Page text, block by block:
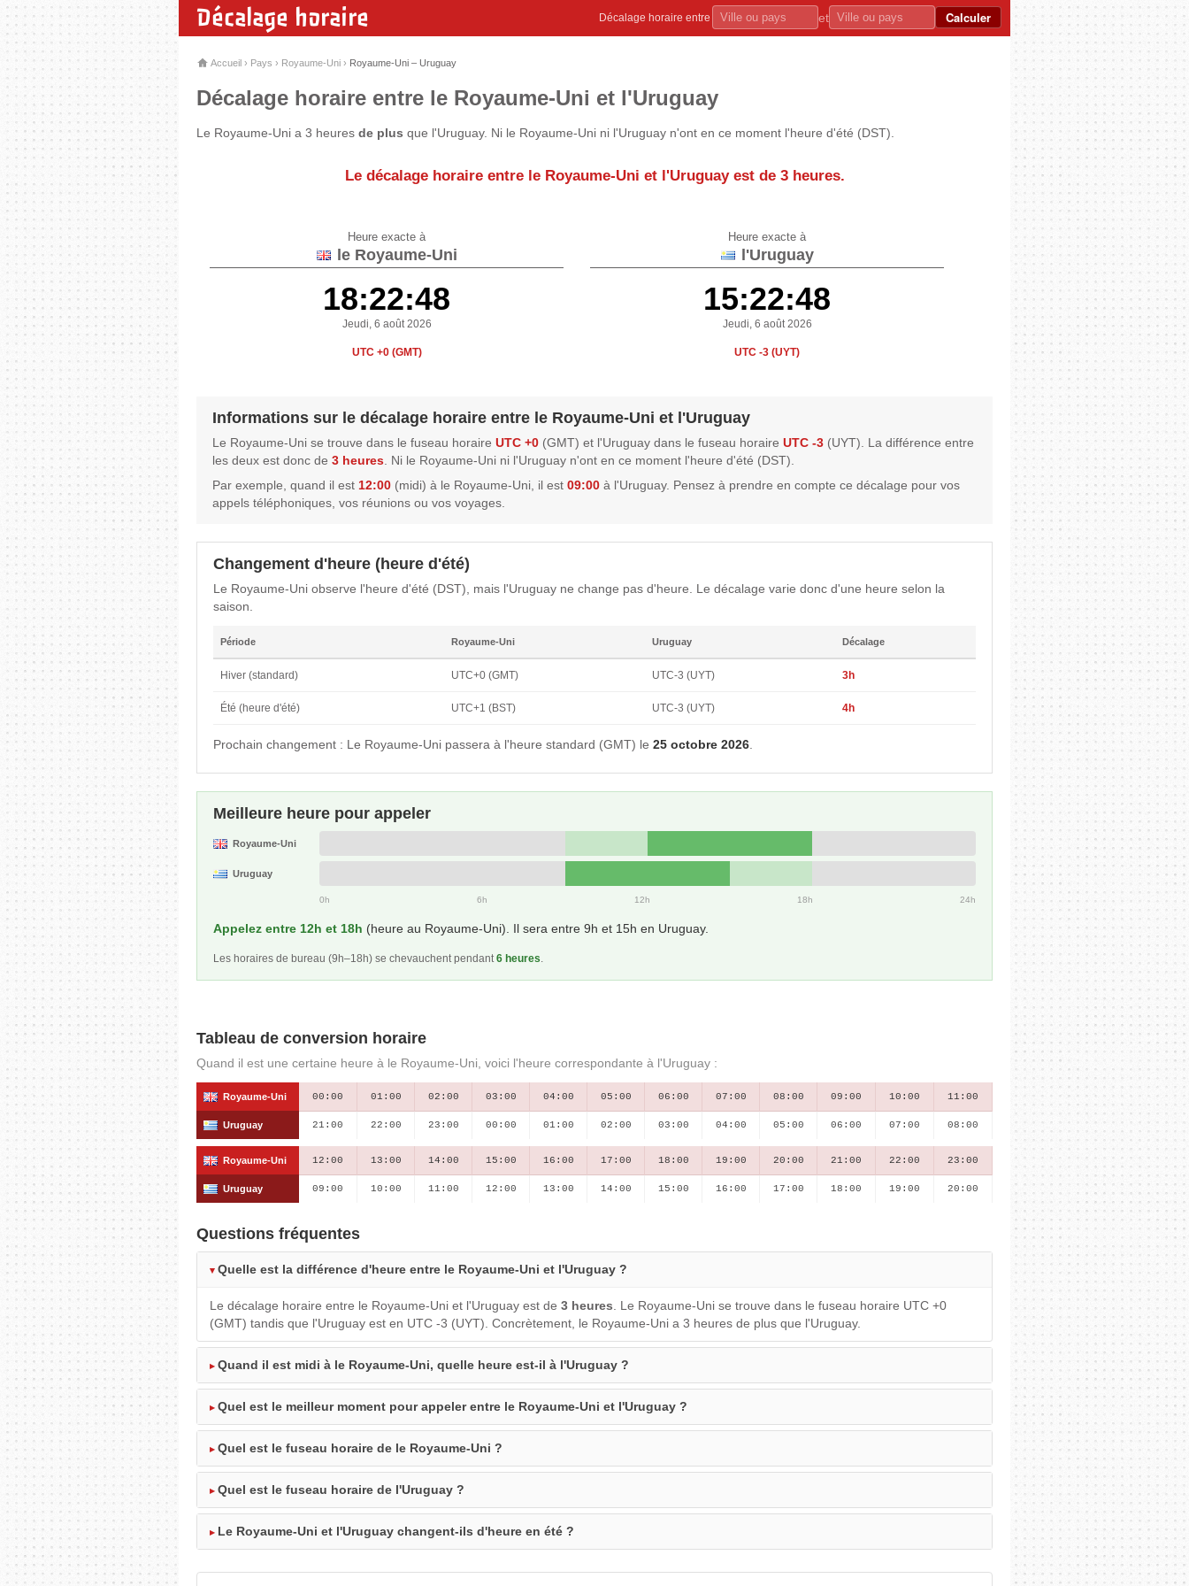
Décalage horaire Décalage horaire entre et Calculer
Accueil › Pays › Royaume-Uni › Royaume-Uni – Uruguay
Décalage horaire entre le Royaume-Uni et l'Uruguay
Le Royaume-Uni a 3 heures de plus que l'Uruguay. Ni le Royaume-Uni ni l'Uruguay n'ont en ce moment l'heure d'été (DST).
Le décalage horaire entre le Royaume-Uni et l'Uruguay est de 3 heures.
Heure exacte à
le Royaume-Uni
18:22:48
Jeudi, 6 août 2026
UTC +0 (GMT)
Heure exacte à
l'Uruguay
15:22:48
Jeudi, 6 août 2026
UTC -3 (UYT)
Informations sur le décalage horaire entre le Royaume-Uni et l'Uruguay
Le Royaume-Uni se trouve dans le fuseau horaire UTC +0 (GMT) et l'Uruguay dans le fuseau horaire UTC -3 (UYT). La différence entre
les deux est donc de 3 heures . Ni le Royaume-Uni ni l'Uruguay n'ont en ce moment l'heure d'été (DST).
Par exemple, quand il est 12:00 (midi) à le Royaume-Uni, il est 09:00 à l'Uruguay. Pensez à prendre en compte ce décalage pour vos
appels téléphoniques, vos réunions ou vos voyages.
Changement d'heure (heure d'été)
Le Royaume-Uni observe l'heure d'été (DST), mais l'Uruguay ne change pas d'heure. Le décalage varie donc d'une heure selon la
saison.
Période Royaume-Uni Uruguay Décalage
Hiver (standard) UTC+0 (GMT) UTC-3 (UYT) 3h
Été (heure d'été) UTC+1 (BST) UTC-3 (UYT) 4h
Prochain changement : Le Royaume-Uni passera à l'heure standard (GMT) le 25 octobre 2026
Meilleure heure pour appeler
Royaume-Uni
Uruguay
0h 6h 12h 18h 24h
Appelez entre 12h et 18h (heure au Royaume-Uni). Il sera entre 9h et 15h en Uruguay.
Les horaires de bureau (9h–18h) se chevauchent pendant6 heures.
Tableau de conversion horaire
Quand il est une certaine heure à le Royaume-Uni, voici l'heure correspondante à l'Uruguay :
Royaume-Uni 00:00 01:00 02:00 03:00 04:00 05:00 06:00 07:00 08:00 09:00 10:00 11:00
Uruguay 21:00 22:00 23:00 00:00 01:00 02:00 03:00 04:00 05:00 06:00 07:00 08:00
Royaume-Uni 12:00 13:00 14:00 15:00 16:00 17:00 18:00 19:00 20:00 21:00 22:00 23:00
Uruguay 09:00 10:00 11:00 12:00 13:00 14:00 15:00 16:00 17:00 18:00 19:00 20:00
Questions fréquentes
Quelle est la différence d'heure entre le Royaume-Uni et l'Uruguay ?
Le décalage horaire entre le Royaume-Uni et l'Uruguay est de 3 heures . Le Royaume-Uni se trouve dans le fuseau horaire UTC +0
(GMT) tandis que l'Uruguay est en UTC -3 (UYT). Concrètement, le Royaume-Uni a 3 heures de plus que l'Uruguay.
Quand il est midi à le Royaume-Uni, quelle heure est-il à l'Uruguay ?
Quel est le meilleur moment pour appeler entre le Royaume-Uni et l'Uruguay ?
Quel est le fuseau horaire de le Royaume-Uni ?
Quel est le fuseau horaire de l'Uruguay ?
Le Royaume-Uni et l'Uruguay changent-ils d'heure en été ?